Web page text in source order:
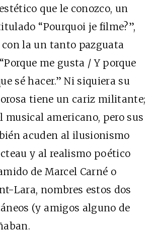
que le conozco, un
“Pourquoi je filme?”,
la un tanto pazguata
me gusta / Y porque
sé hacer.” Ni siquiera su
tiene un cariz militante;
musical americano, pero sus
acuden al ilusionismo
y al realismo poético
de Marcel Carné o
Lara, nombres estos dos
(y amigos alguno de